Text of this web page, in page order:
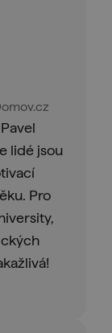
lidé jsou
Pro